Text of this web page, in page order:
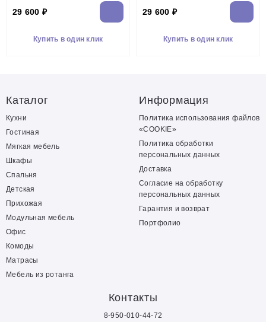
29 600 ₽
Купить в один клик
29 600 ₽
Купить в один клик
Каталог
Кухни
Гостиная
Мягкая мебель
Шкафы
Спальня
Детская
Прихожая
Модульная мебель
Офис
Комоды
Матрасы
Мебель из ротанга
Информация
Политика использования файлов
«COOKIE»
Политика обработки
персональных данных
Доставка
Согласие на обработку
персональных данных
Гарантия и возврат
Портфолио
Контакты
8-950-010-44-72